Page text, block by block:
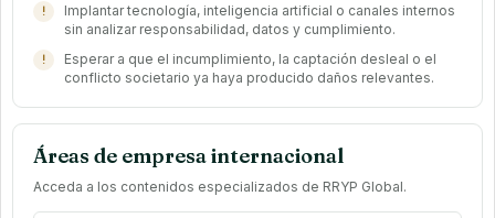
Implantar tecnología, inteligencia artificial o canales internos
sin analizar responsabilidad, datos y cumplimiento.
Esperar a que el incumplimiento, la captación desleal o el
conflicto societario ya haya producido daños relevantes.
Áreas de empresa internacional
Acceda a los contenidos especializados de RRYP Global.